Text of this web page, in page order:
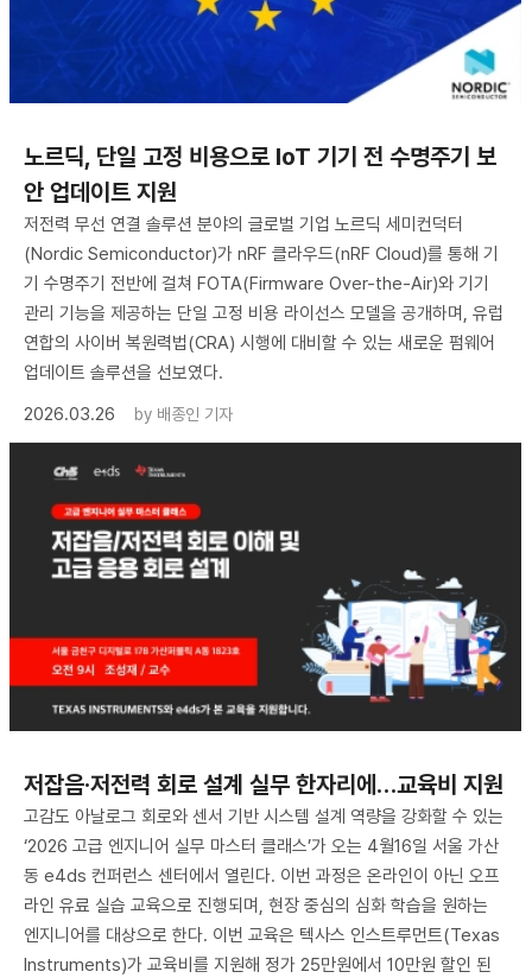
노르딕, 단일 고정 비용으로 IoT 기기 전 수명주기 보
안 업데이트 지원
저전력 무선 연결 솔루션 분야의 글로벌 기업 노르딕 세미컨덕터
(Nordic Semiconductor)가 nRF 클라우드(nRF Cloud)를 통해 기
기 수명주기 전반에 걸쳐 FOTA(Firmware Over-the-Air)와 기기
관리 기능을 제공하는 단일 고정 비용 라이선스 모델을 공개하며, 유럽
연합의 사이버 복원력법(CRA) 시행에 대비할 수 있는 새로운 펌웨어
업데이트 솔루션을 선보였다.
2026.03.26
by 배종인 기자
저잡음·저전력 회로 설계 실무 한자리에…교육비 지원
고감도 아날로그 회로와 센서 기반 시스템 설계 역량을 강화할 수 있는
‘2026 고급 엔지니어 실무 마스터 클래스’가 오는 4월16일 서울 가산
동 e4ds 컨퍼런스 센터에서 열린다. 이번 과정은 온라인이 아닌 오프
라인 유료 실습 교육으로 진행되며, 현장 중심의 심화 학습을 원하는
엔지니어를 대상으로 한다. 이번 교육은 텍사스 인스트루먼트(Texas
Instruments)가 교육비를 지원해 정가 25만원에서 10만원 할인 된